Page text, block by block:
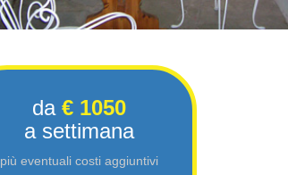
da€ 1050
a settimana
più eventuali costi aggiuntivi